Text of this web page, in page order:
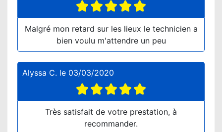
Malgré mon retard sur les lieux le technicien a
bien voulu m'attendre un peu
Alyssa C. le 03/03/2020
Très satisfait de votre prestation, à
recommander.